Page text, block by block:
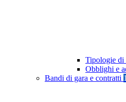
Tipologie di
Obblighi e
Bandi di gara e contratti